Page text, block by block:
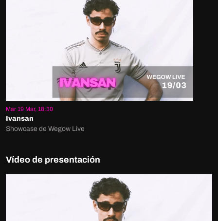
Mar 19 Mar, 18:30
Ivansan
Showcase de Wegow Live
Vídeo de presentación